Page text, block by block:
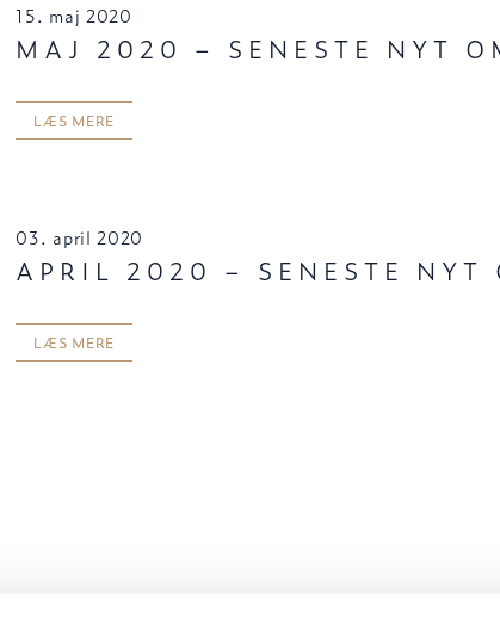
15. maj 2020
MAJ 2020 – SENESTE NYT
LÆS MERE
03. april 2020
APRIL 2020 – SENESTE NYT
LÆS MERE